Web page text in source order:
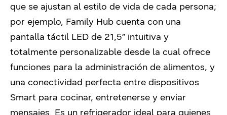
que se ajustan al estilo de vida de cada persona;
por ejemplo, Family Hub cuenta con una
pantalla táctil LED de 21,5” intuitiva y
totalmente personalizable desde la cual ofrece
funciones para la administración de alimentos, y
una conectividad perfecta entre dispositivos
Smart para cocinar, entretenerse y enviar
mensajes. Es un refrigerador ideal para quienes